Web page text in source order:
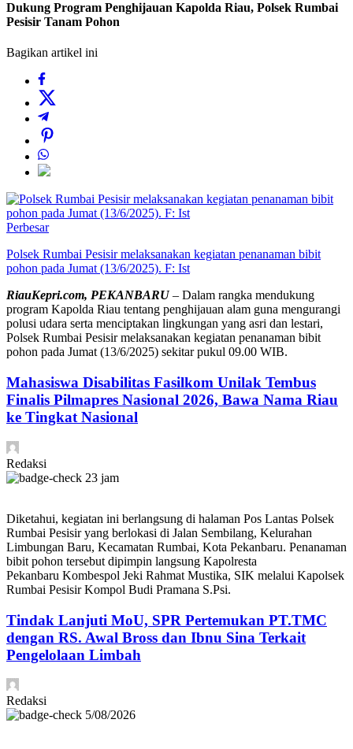
Dukung Program Penghijauan Kapolda Riau, Polsek Rumbai
Pesisir Tanam Pohon
Bagikan artikel ini
Perbesar
Polsek Rumbai Pesisir melaksanakan kegiatan penanaman bibit
pohon pada Jumat (13/6/2025). F: Ist
RiauKepri.com, PEKANBARU– Dalam rangka mendukung
program Kapolda Riau tentang penghijauan alam guna mengurangi
polusi udara serta menciptakan lingkungan yang asri dan lestari,
Polsek Rumbai Pesisir melaksanakan kegiatan penanaman bibit
pohon pada Jumat (13/6/2025) sekitar pukul 09.00 WIB.
Mahasiswa Disabilitas Fasilkom Unilak Tembus
Finalis Pilmapres Nasional 2026, Bawa Nama Riau
ke Tingkat Nasional
Redaksi
23 jam
Diketahui, kegiatan ini berlangsung di halaman Pos Lantas Polsek
Rumbai Pesisir yang berlokasi di Jalan Sembilang, Kelurahan
Limbungan Baru, Kecamatan Rumbai, Kota Pekanbaru. Penanaman
bibit pohon tersebut dipimpin langsung Kapolresta
Pekanbaru Kombespol Jeki Rahmat Mustika, SIK melalui Kapolsek
Rumbai Pesisir Kompol Budi Pramana S.Psi.
Tindak Lanjuti MoU, SPR Pertemukan PT.TMC
dengan RS. Awal Bross dan Ibnu Sina Terkait
Pengelolaan Limbah
Redaksi
5/08/2026